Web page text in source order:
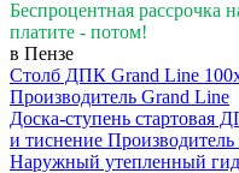
Беспроцентная рассрочка
платите - потом!
в Пензе
Столб ДПК Grand Line
Производитель Grand Line
Доска-ступень
и тиснение Производитель
Наружный утепленный